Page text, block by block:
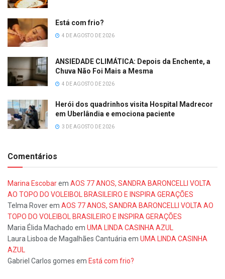
Está com frio?
4 DE AGOSTO DE 2026
ANSIEDADE CLIMÁTICA: Depois da Enchente, a
Chuva Não Foi Mais a Mesma
4 DE AGOSTO DE 2026
Herói dos quadrinhos visita Hospital Madrecor
em Uberlândia e emociona paciente
3 DE AGOSTO DE 2026
Comentários
Marina Escobarem AOS 77 ANOS, SANDRA BARONCELLI VOLTA
AO TOPO DO VOLEIBOL BRASILEIRO E INSPIRA GERAÇÕES
Telma Roverem AOS 77 ANOS, SANDRA BARONCELLI VOLTA AO
TOPO DO VOLEIBOL BRASILEIRO E INSPIRA GERAÇÕES
Maria Élida Machado em UMA LINDA CASINHA AZUL
Laura Lisboa de Magalhães Cantuáriaem UMA LINDA CASINHA
AZUL
Gabriel Carlos gomes em Está com frio?